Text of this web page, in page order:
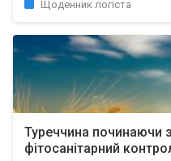
Щоденник логіста
Туреччина починаючи
фітосанітарний